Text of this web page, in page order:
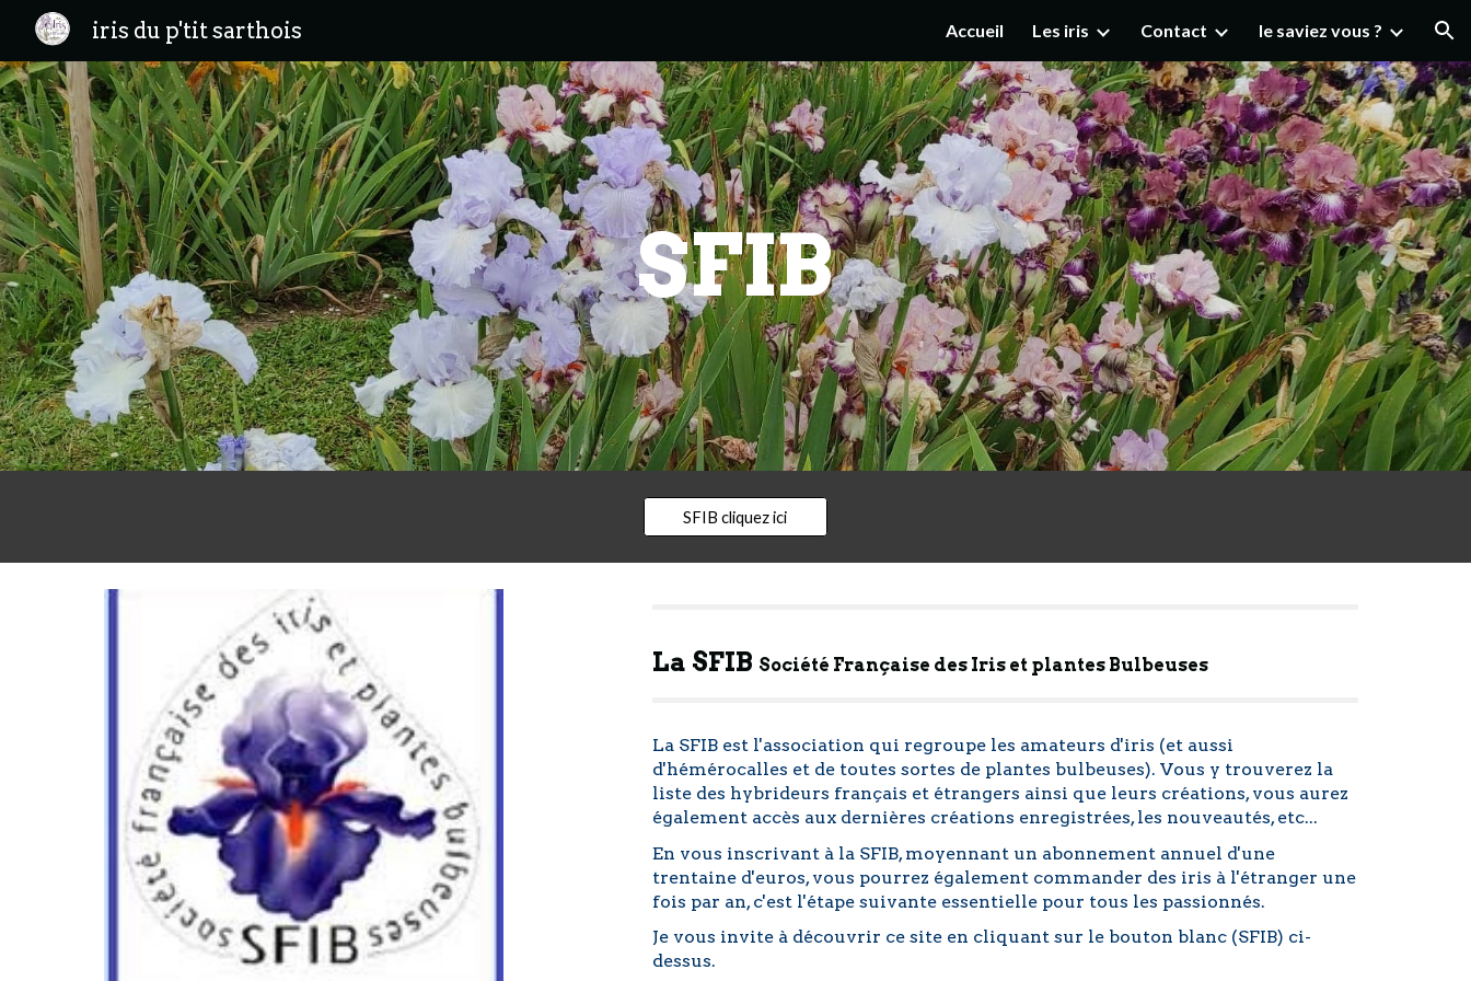
Skip to navigation
iris du p'tit sarthois Accueil Les iris Contact le saviez vous ?
SFIB
SFIB cliquez ici
La SFIB Société Française des Iris et plantes Bulbeuses
La SFIB est l'association qui regroupe les amateurs d'iris (et aussi
d'hémérocalles et de toutes sortes de plantes bulbeuses). Vous y trouverez la
liste des hybrideurs français et étrangers ainsi que leurs créations, vous aurez
également accès aux dernières créations enregistrées, les nouveautés, etc...
En vous inscrivant à la SFIB, moyennant un abonnement annuel d'une
trentaine d'euros, vous pourrez également commander des iris à l'étranger une
fois par an, c'est l'étape suivante essentielle pour tous les passionnés.
Je vous invite à découvrir ce site en cliquant sur le bouton blanc (SFIB) ci-
dessus.